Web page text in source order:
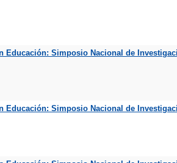
Simposio Nacional de
Simposio Nacional de